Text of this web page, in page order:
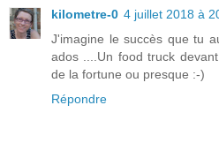
kilometre-0 4 juillet 2018 à
J'imagine le succès que tu
ados ....Un food truck
de la fortune ou presque :-)
Répondre